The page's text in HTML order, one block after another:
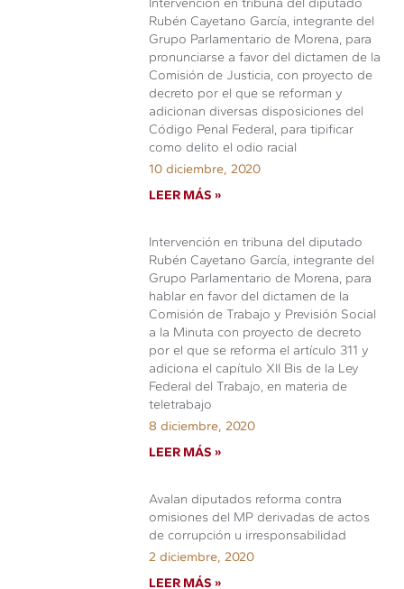
Rubén Cayetano García, integrante del
Grupo Parlamentario de Morena, para
pronunciarse a favor del dictamen de la
Comisión de Justicia, con proyecto de
decreto por el que se reforman y
adicionan diversas disposiciones del
Código Penal Federal, para tipificar
como delito el odio racial
10 diciembre, 2020
LEER MÁS »
Intervención en tribuna del diputado
Rubén Cayetano García, integrante del
Grupo Parlamentario de Morena, para
hablar en favor del dictamen de la
Comisión de Trabajo y Previsión Social
a la Minuta con proyecto de decreto
por el que se reforma el artículo 311 y
adiciona el capítulo XII Bis de la Ley
Federal del Trabajo, en materia de
teletrabajo
8 diciembre, 2020
LEER MÁS »
Avalan diputados reforma contra
omisiones del MP derivadas de actos
de corrupción u irresponsabilidad
2 diciembre, 2020
LEER MÁS »